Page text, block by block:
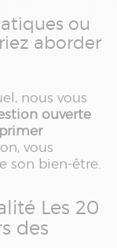
ou
aborder
nous vous
ouverte
vous
son bien-être.
Les 20
des